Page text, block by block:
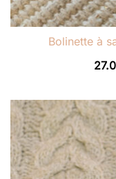
Bolinette à